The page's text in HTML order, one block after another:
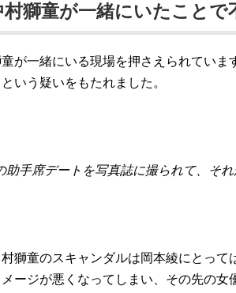
村獅童が一緒にいたことで
が一緒にいる現場を押さえられていま
いう疑いをもたれました。
助手席デートを写真誌に撮られて、そ
獅童のスキャンダルは岡本綾にとって
ージが悪くなってしまい、その先の女